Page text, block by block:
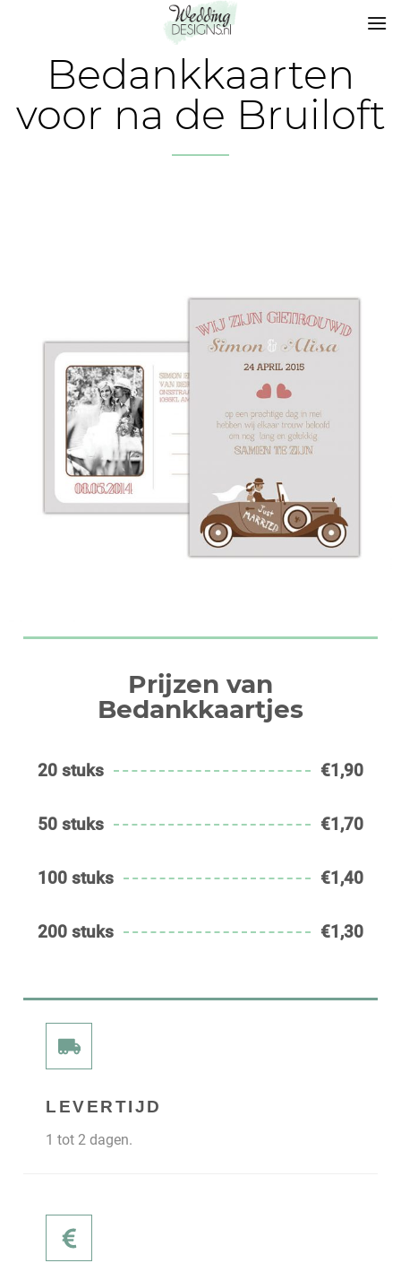
Bedankkaarten
voor na de Bruiloft
Prijzen van
Bedankkaartjes
20 stuks €1,90
50 stuks €1,70
100 stuks €1,40
200 stuks €1,30
LEVERTIJD
1 tot 2 dagen.